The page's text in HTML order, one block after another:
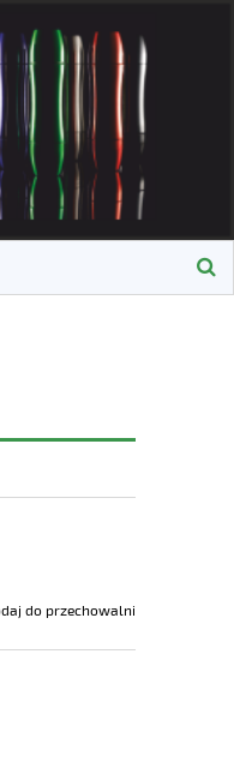
do przechowalni